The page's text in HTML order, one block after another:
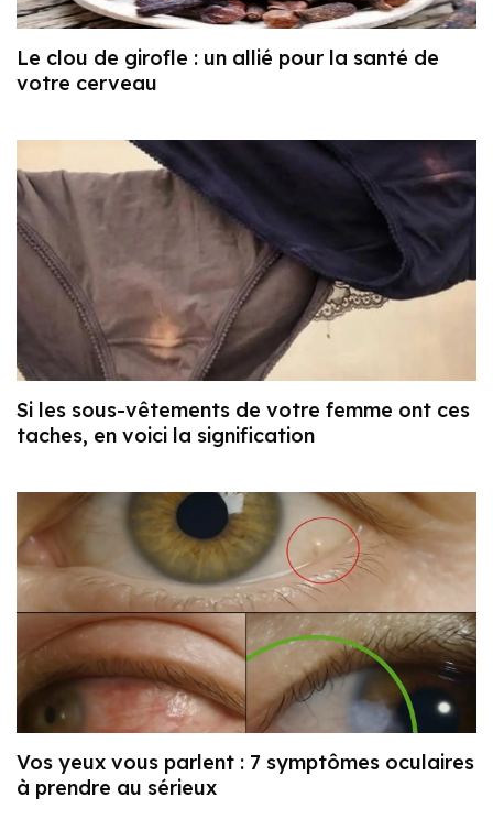
Le clou de girofle : un allié pour la santé de
votre cerveau
Si les sous-vêtements de votre femme ont ces
taches, en voici la signification
Vos yeux vous parlent : 7 symptômes oculaires
à prendre au sérieux